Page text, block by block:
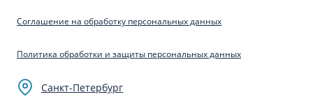
Соглашение на обработку персональных данных
Политика обработки и защиты персональных данных
Санкт-Петербург